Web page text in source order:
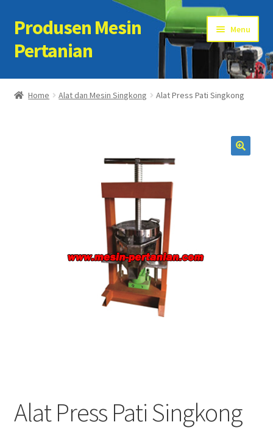
Skip
to
navigation
Skip
to
content
Produsen Mesin
Pertanian
Menu
Home
Home Alat dan Mesin Singkong Alat Press Pati Singkong
Alat Press Pati Singkong